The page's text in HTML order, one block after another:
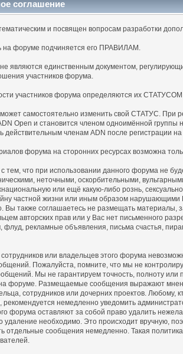
соглашение
и посвящен вопросам разработки
на форуме подчиняется его ПРАВИЛАМ.
являются единственным документом,
участников форума.
участников форума определяются их
самостоятельно изменить свой СТАТУС. При
Open и становится членом одноимённой
действительным членам ADN после регистрации
форума на сторонних ресурсах возможна
тем, что при использовании данного форума не
неточными, оскорбительными,
или ещё какую-либо рознь,
частной жизни или иным образом нарушающими
Вы также соглашаетесь не размещать
авторских прав или у Вас нет письменного
рекламные объявления, письма счастья,
или владельцев этого форума
Пожалуйста, помните, что мы не
Мы не гарантируем точность, полноту или
форуме. Размещаемые сообщения выражают
сотрудников или дочерних проектов. Любому,
рекомендуется немедленно уведомить
форума оставляют за собой право удалить
удаление необходимо. Это происходит вручную,
отдельные сообщения немедленно. Такая